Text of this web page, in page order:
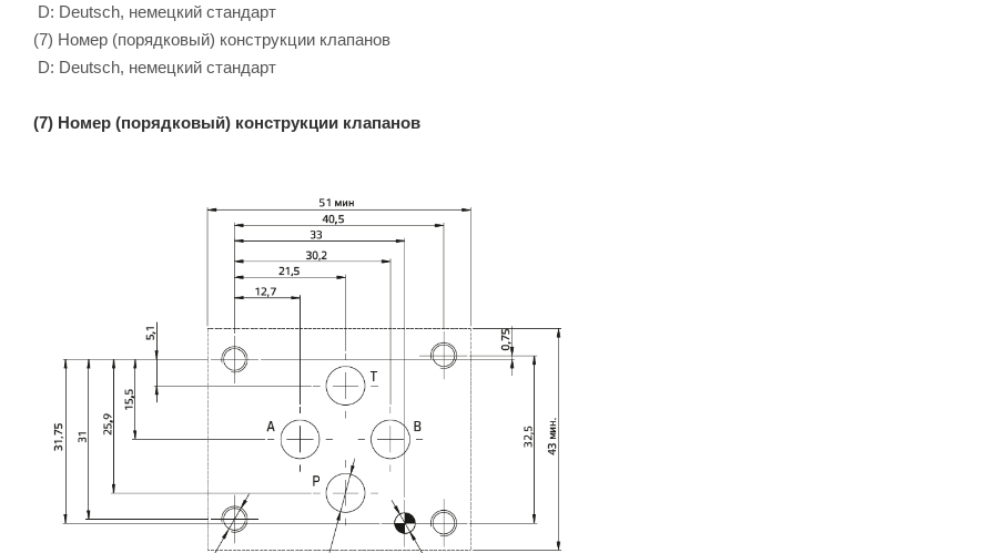
D: Deutsch, немецкий стандарт
(7) Номер (порядковый) конструкции клапанов
D: Deutsch, немецкий стандарт
(7) Номер (порядковый) конструкции клапанов